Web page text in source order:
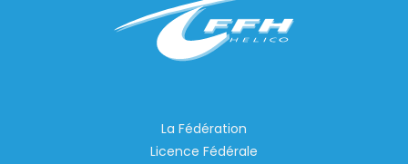
La Fédération
Licence Fédérale